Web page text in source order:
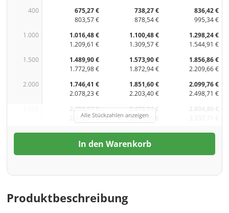
400
675,27 €
803,57 €
738,27 €
878,54 €
836,42 €
995,34 €
1.000
1.016,48 €
1.209,61 €
1.100,48 €
1.309,57 €
1.298,24 €
1.544,91 €
1.500
1.489,90 €
1.772,98 €
1.573,90 €
1.872,94 €
1.856,86 €
2.209,66 €
2.000
1.746,41 €
2.078,23 €
1.851,60 €
2.203,40 €
2.099,76 €
2.498,71 €
2.358,97 €
2.807,17 €
2.475,04 €
2.945,30 €
Alle Stückzahlen anzeigen
In den Warenkorb
Produktbeschreibung